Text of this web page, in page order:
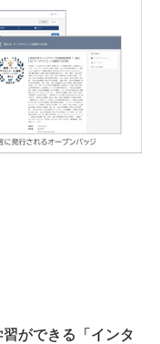
ができる「インタ